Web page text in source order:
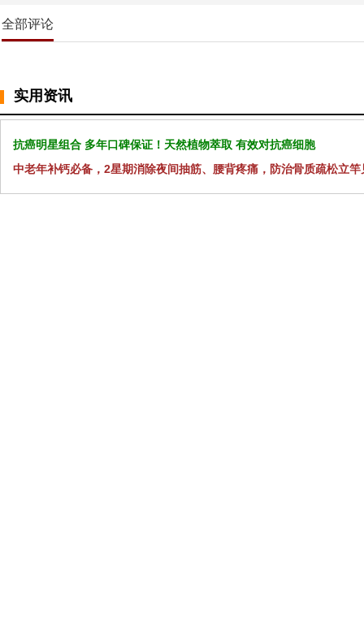
全部评论
实用资讯
抗癌明星组合 多年口碑保证！天然植物萃取 有效对抗癌细胞
中老年补钙必备，2星期消除夜间抽筋、腰背疼痛，防治骨质疏松立竿